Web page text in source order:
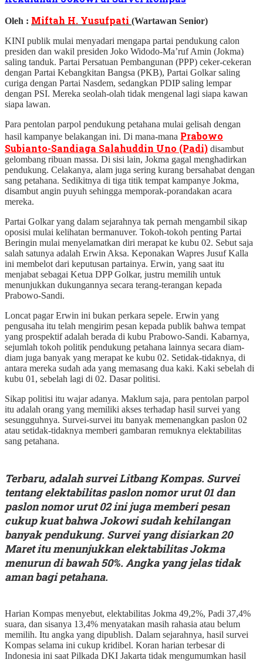
Oleh : Miftah H. Yusufpati (Wartawan Senior)
KINI publik mulai menyadari mengapa partai pendukung calon
presiden dan wakil presiden Joko Widodo-Ma’ruf Amin (Jokma)
saling tanduk. Partai Persatuan Pembangunan (PPP) ceker-cekeran
dengan Partai Kebangkitan Bangsa (PKB), Partai Golkar saling
curiga dengan Partai Nasdem, sedangkan PDIP saling lempar
dengan PSI. Mereka seolah-olah tidak mengenal lagi siapa kawan
siapa lawan.
Para pentolan parpol pendukung petahana mulai gelisah dengan
hasil kampanye belakangan ini. Di mana-mana Prabowo
Subianto-Sandiaga Salahuddin Uno (Padi) disambut
gelombang ribuan massa. Di sisi lain, Jokma gagal menghadirkan
pendukung. Celakanya, alam juga sering kurang bersahabat dengan
sang petahana. Sedikitnya di tiga titik tempat kampanye Jokma,
disambut angin puyuh sehingga memporak-porandakan acara
mereka.
Partai Golkar yang dalam sejarahnya tak pernah mengambil sikap
oposisi mulai kelihatan bermanuver. Tokoh-tokoh penting Partai
Beringin mulai menyelamatkan diri merapat ke kubu 02. Sebut saja
salah satunya adalah Erwin Aksa. Keponakan Wapres Jusuf Kalla
ini membelot dari keputusan partainya. Erwin, yang saat itu
menjabat sebagai Ketua DPP Golkar, justru memilih untuk
menunjukkan dukungannya secara terang-terangan kepada
Prabowo-Sandi.
Loncat pagar Erwin ini bukan perkara sepele. Erwin yang
pengusaha itu telah mengirim pesan kepada publik bahwa tempat
yang prospektif adalah berada di kubu Prabowo-Sandi. Kabarnya,
sejumlah tokoh politik pendukung petahana lainnya secara diam-
diam juga banyak yang merapat ke kubu 02. Setidak-tidaknya, di
antara mereka sudah ada yang memasang dua kaki. Kaki sebelah di
kubu 01, sebelah lagi di 02. Dasar politisi.
Sikap politisi itu wajar adanya. Maklum saja, para pentolan parpol
itu adalah orang yang memiliki akses terhadap hasil survei yang
sesungguhnya. Survei-survei itu banyak memenangkan paslon 02
atau setidak-tidaknya memberi gambaran remuknya elektabilitas
sang petahana.
Terbaru, adalah survei Litbang Kompas. Survei
tentang elektabilitas paslon nomor urut 01 dan
paslon nomor urut 02 ini juga memberi pesan
cukup kuat bahwa Jokowi sudah kehilangan
banyak pendukung. Survei yang disiarkan 20
Maret itu menunjukkan elektabilitas Jokma
menurun di bawah 50%. Angka yang jelas tidak
aman bagi petahana.
Harian Kompas menyebut, elektabilitas Jokma 49,2%, Padi 37,4%
suara, dan sisanya 13,4% menyatakan masih rahasia atau belum
memilih. Itu angka yang dipublish. Dalam sejarahnya, hasil survei
Kompas selama ini cukup kridibel. Koran harian terbesar di
Indonesia ini saat Pilkada DKI Jakarta tidak mengumumkan hasil